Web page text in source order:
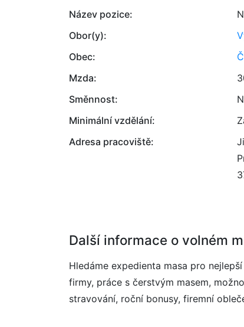
Název pozice:
Obor(y):
Obec:
Mzda:
Směnnost:
Minimální vzdělání:
Adresa pracoviště:
Další informace o volném
Hledáme expedienta masa pro
firmy, práce s čerstvým masem,
stravování, roční bonusy, firemní